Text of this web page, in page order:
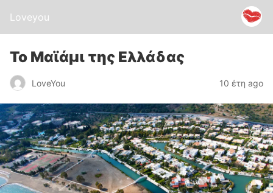
Loveyou
Το Μαϊάμι της Ελλάδας
LoveYou 10 έτη ago